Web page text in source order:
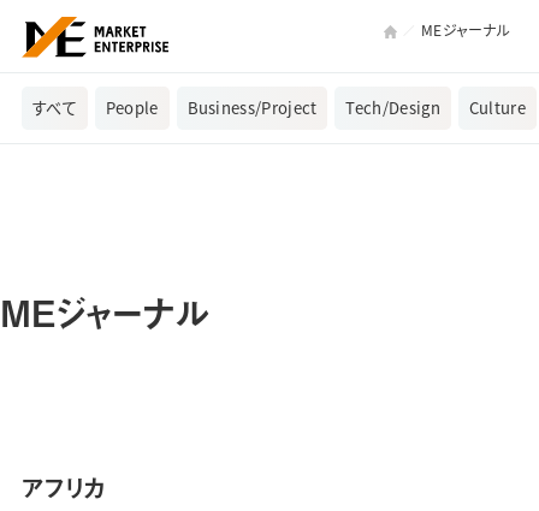
MEジャーナル
すべて People Business/Project Tech/Design Culture
MEジャーナル
アフリカ